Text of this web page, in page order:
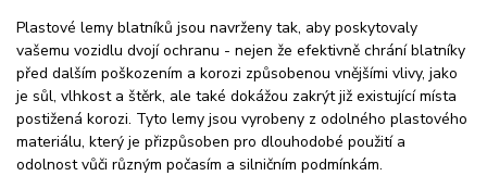
Plastové lemy blatníků jsou navrženy tak, aby poskytovaly
vašemu vozidlu dvojí ochranu - nejen že efektivně chrání blatníky
před dalším poškozením a korozi způsobenou vnějšími vlivy, jako
je sůl, vlhkost a štěrk, ale také dokážou zakrýt již existující místa
postižená korozi. Tyto lemy jsou vyrobeny z odolného plastového
materiálu, který je přizpůsoben pro dlouhodobé použití a
odolnost vůči různým počasím a silničním podmínkám.